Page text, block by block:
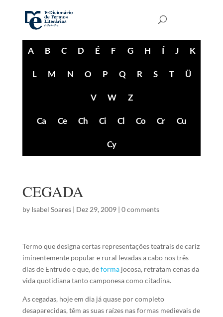
A B C D É F G H Í J K
L M N O P Q R S T Ü
V W Z
Ca Ce Ch Ci Cl Co Cr Cu
Cy
CEGADA
by Isabel Soares| Dez 29, 2009| 0 comments
Termo que designa certas representações teatrais de cariz
iminentemente popular e rural levadas a cabo nos três
dias de Entrudo e que, deformajocosa, retratam cenas da
vida quotidiana tanto camponesa como citadina.
As cegadas, hoje em dia já quase por completo
desaparecidas, têm as suas raízes nas formas medievais de